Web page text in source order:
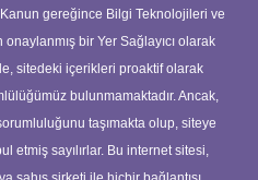
Kanun gereğince Bilgi Teknolojileri ve
onaylanmış bir Yer Sağlayıcı olarak
sitedeki içerikleri proaktif olarak
bulunmamaktadır. Ancak,
taşımakta olup, siteye
etmiş sayılırlar. Bu internet sitesi,